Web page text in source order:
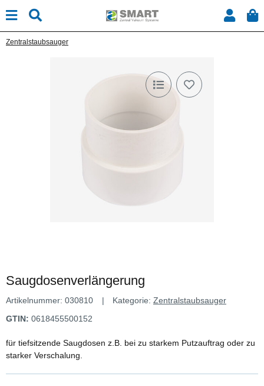
Zentralstaubsauger
Saugdosenverlängerung
Artikelnummer: 030810 Kategorie: Zentralstaubsauger
GTIN: 0618455500152
für tiefsitzende Saugdosen z.B. bei zu starkem Putzauftrag oder zu
starker Verschalung.